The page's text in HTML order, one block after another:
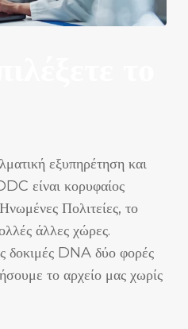
εξυπηρέτηση και
είναι κορυφαίος
Πολιτείες, το
άλλες χώρες.
δοκιμές DNA δύο φορές
το αρχείο μας χωρίς